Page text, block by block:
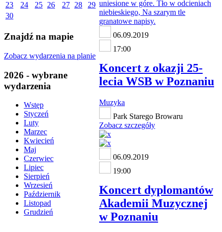
23
24 25 26 27 28
29
30
Znajdź na mapie
Zobacz wydarzenia na planie
2026 - wybrane
wydarzenia
Wstęp
Styczeń
Luty
Marzec
Kwiecień
Maj
Czerwiec
Lipiec
Sierpień
Wrzesień
Październik
Listopad
Grudzień
06.09.2019
17:00
Koncert z okazji 25-
lecia WSB w Poznaniu
Muzyka
Park Starego Browaru
Zobacz szczegóły
06.09.2019
19:00
Koncert dyplomantów
Akademii Muzycznej
w Poznaniu